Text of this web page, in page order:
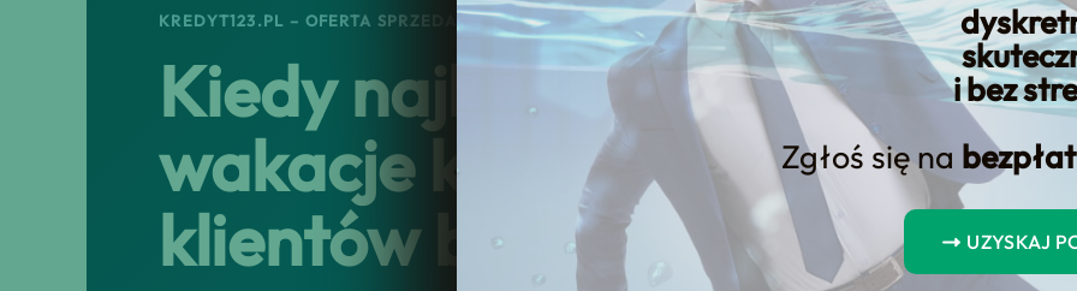
i bez
Zgłoś się na
UZYSKAJ
KREDYT123.PL – OFERTA SPRZEDAŻOWA
Kiedy najlepiej składać
wakacje kredytowe?
klientów bankowych